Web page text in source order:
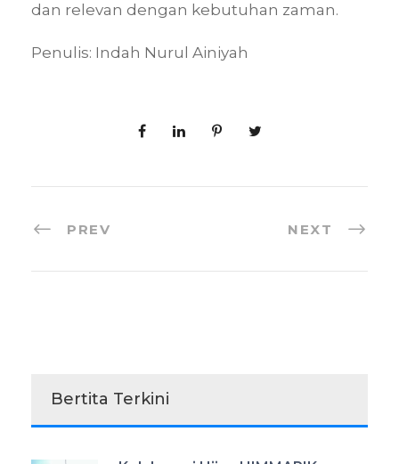
dan relevan dengan kebutuhan zaman.
Penulis: Indah Nurul Ainiyah
PREV NEXT
Bertita Terkini